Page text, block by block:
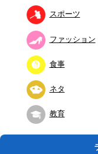
スポーツ
ファッション
食事
ネタ
教育